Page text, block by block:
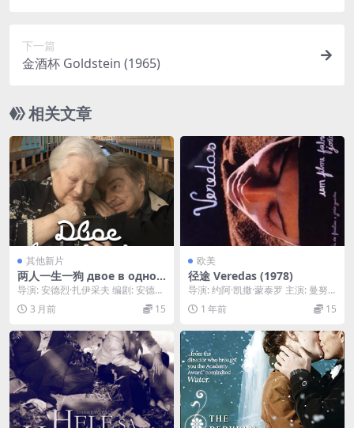
下一篇
金酒杯 Goldstein (1965)
相关文章
其他新片
两人一生一狗 двое в одной
жизни, не считая собаки
导演: 安德烈·扎伊采夫 编剧: 安德烈
·扎伊采夫 主演: 斯韦特兰娜·克留奇
科...3 月前 15
欧美
径途 Veredas (1978)
导演: 约阿·凯撒·蒙泰罗 主演: 曼努
埃拉·德·弗莱依塔斯 类型: 剧情 / ...
1 年前 15